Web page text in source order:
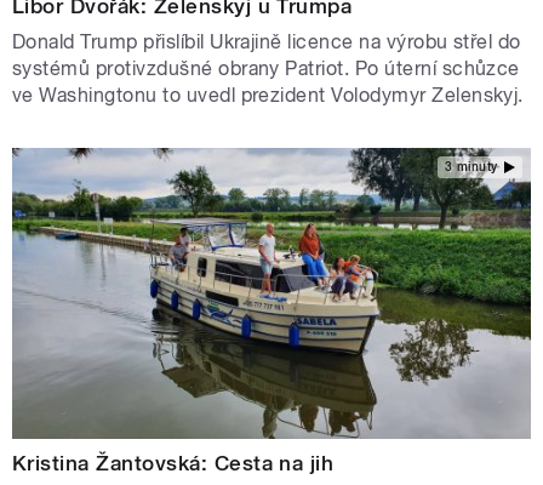
Libor Dvořák: Zelenskyj u Trumpa
Donald Trump přislíbil Ukrajině licence na výrobu střel do
systémů protivzdušné obrany Patriot. Po úterní schůzce
ve Washingtonu to uvedl prezident Volodymyr Zelenskyj.
3 minuty
Kristina Žantovská: Cesta na jih